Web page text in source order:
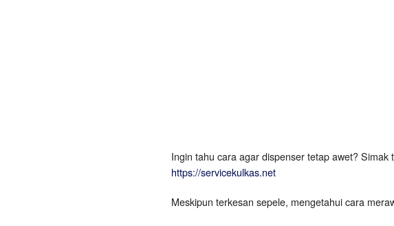
Ingin tahu cara agar dispenser tetap awet?
https://servicekulkas.net
Meskipun terkesan sepele, mengetahui cara